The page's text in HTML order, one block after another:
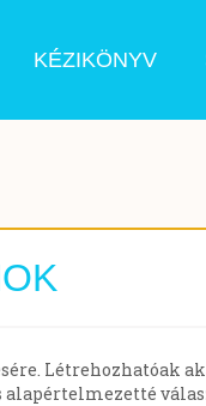
KÉZIKÖNYV
Létrehozhatóak
alapértelmezetté